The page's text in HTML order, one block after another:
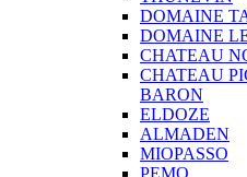
DOMAINE
DOMAINE
CHATEAU
CHATEAU
BARON
ELDOZE
ALMADEN
MIOPASSO
PEMO